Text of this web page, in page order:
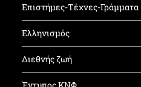
Επιστήμες-Τέχνες-Γράμματα
Ελληνισμός
Διεθνής ζωή